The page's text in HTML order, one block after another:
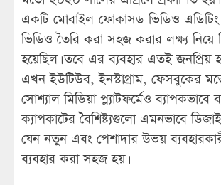
একটি মোবাইল-ফোকাসড ভিডিও
ভিডিও তৈরি করা সহজ করার লক্ষ্য নিয়ে
হয়েছিল। তবে এর ব্যবহার এতই জনপ্রিয়
এখন ইউটিউব, ইনস্টাগ্রাম, ফেসবুকের
সোশ্যাল মিডিয়া প্ল্যাটফর্মেও ব্যাপকভাবে
ক্যাপকাটের বৈশিষ্ট্যগুলো এমনভাবে
যেন নতুন এবং পেশাদার উভয়
ব্যবহার করা সহজ হয়।